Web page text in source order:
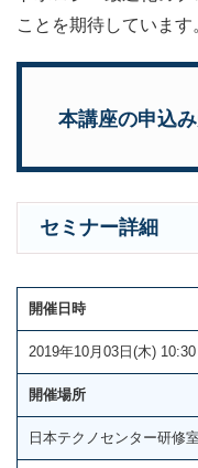
ことを期待しています
本講座の申込
セミナー詳細
開催日時
2019年10月03日(木)
開催場所
日本テクノセンター研修室